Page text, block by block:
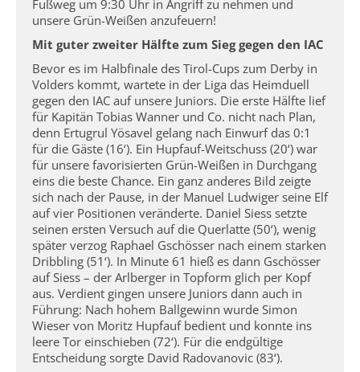
Fußweg um 9:30 Uhr in Angriff zu nehmen und
unsere Grün-Weißen anzufeuern!
Mit guter zweiter Hälfte zum Sieg gegen den IAC
Bevor es im Halbfinale des Tirol-Cups zum Derby in
Volders kommt, wartete in der Liga das Heimduell
gegen den IAC auf unsere Juniors. Die erste Hälfte lief
für Kapitän Tobias Wanner und Co. nicht nach Plan,
denn Ertugrul Yösavel gelang nach Einwurf das 0:1
für die Gäste (16‘). Ein Hupfauf-Weitschuss (20‘) war
für unsere favorisierten Grün-Weißen in Durchgang
eins die beste Chance. Ein ganz anderes Bild zeigte
sich nach der Pause, in der Manuel Ludwiger seine Elf
auf vier Positionen veränderte. Daniel Siess setzte
seinen ersten Versuch auf die Querlatte (50‘), wenig
später verzog Raphael Gschösser nach einem starken
Dribbling (51‘). In Minute 61 hieß es dann Gschösser
auf Siess – der Arlberger in Topform glich per Kopf
aus. Verdient gingen unsere Juniors dann auch in
Führung: Nach hohem Ballgewinn wurde Simon
Wieser von Moritz Hupfauf bedient und konnte ins
leere Tor einschieben (72‘). Für die endgültige
Entscheidung sorgte David Radovanovic (83‘).